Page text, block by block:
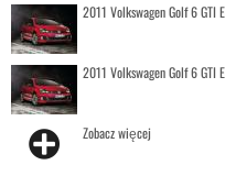
2011 Volkswagen Golf 6 GTI
2011 Volkswagen Golf 6 GTI
Zobacz więcej